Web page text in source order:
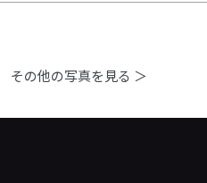
その他の写真を見る ＞